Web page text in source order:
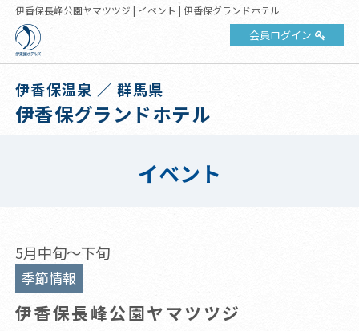
伊香保長峰公園ヤマツツジ | イベント | 伊香保グランドホテル
会員ログイン
伊香保温泉 ／ 群馬県
伊香保グランドホテル
イベント
5月中旬～下旬
季節情報
伊香保長峰公園ヤマツツジ